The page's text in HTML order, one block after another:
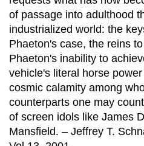
of passage into adulthood
industrialized world: the
Phaeton's case, the reins
Phaeton's inability to
vehicle's literal horse
cosmic calamity among
counterparts one may
of screen idols like James
Mansfield. – Jeffrey T.